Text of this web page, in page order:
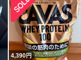
4,390円